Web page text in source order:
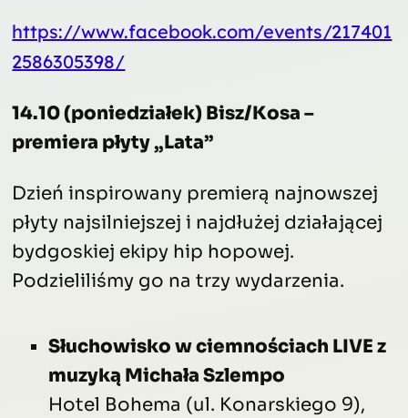
https://www.facebook.com/events/217401
2586305398/
14.10 (poniedziałek) Bisz/Kosa –
premiera płyty „Lata”
Dzień inspirowany premierą najnowszej
płyty najsilniejszej i najdłużej działającej
bydgoskiej ekipy hip hopowej.
Podzieliliśmy go na trzy wydarzenia.
Słuchowisko w ciemnościach LIVE z
muzyką Michała Szlempo
Hotel Bohema (ul. Konarskiego 9),